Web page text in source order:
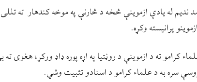
ندیم له یادې ازموینې څخه د څارنې په موخه کندهار ته
پرانیسته وکړه.
کرامو ته د ازموینې د روڼتیا په اړه پوره ډاډ ورکړ، هغوی ته
سره به د علماء کرامو د اسنادو تثبیت وشي.